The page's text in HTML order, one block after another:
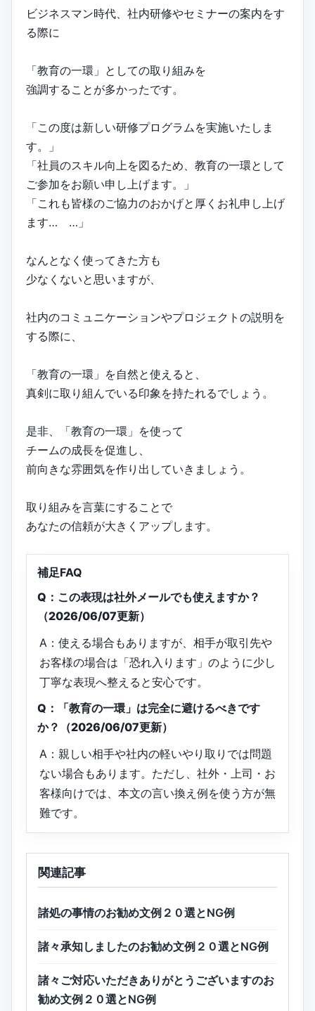
ビジネスマン時代、社内研修やセミナーの案内をす
る際に
「教育の一環」としての取り組みを
強調することが多かったです。
「この度は新しい研修プログラムを実施いたしま
す。」
「社員のスキル向上を図るため、教育の一環として
ご参加をお願い申し上げます。」
「これも皆様のご協力のおかげと厚くお礼申し上げ
ます… …」
なんとなく使ってきた方も
少なくないと思いますが、
社内のコミュニケーションやプロジェクトの説明を
する際に、
「教育の一環」を自然と使えると、
真剣に取り組んでいる印象を持たれるでしょう。
是非、「教育の一環」を使って
チームの成長を促進し、
前向きな雰囲気を作り出していきましょう。
取り組みを言葉にすることで
あなたの信頼が大きくアップします。
補足FAQ
Q：この表現は社外メールでも使えますか？
（2026/06/07更新）
A：使える場合もありますが、相手が取引先や
お客様の場合は「恐れ入ります」のように少し
丁寧な表現へ整えると安心です。
Q：「教育の一環」は完全に避けるべきです
か？（2026/06/07更新）
A：親しい相手や社内の軽いやり取りでは問題
ない場合もあります。ただし、社外・上司・お
客様向けでは、本文の言い換え例を使う方が無
難です。
関連記事
諸処の事情のお勧め文例２０選とNG例
諸々承知しましたのお勧め文例２０選とNG例
諸々ご対応いただきありがとうございますのお
勧め文例２０選とNG例